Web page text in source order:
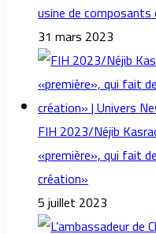
usine de
31 mars 2023
FIH 2023/Néjib
«première», qui fait
création»
5 juillet 2023